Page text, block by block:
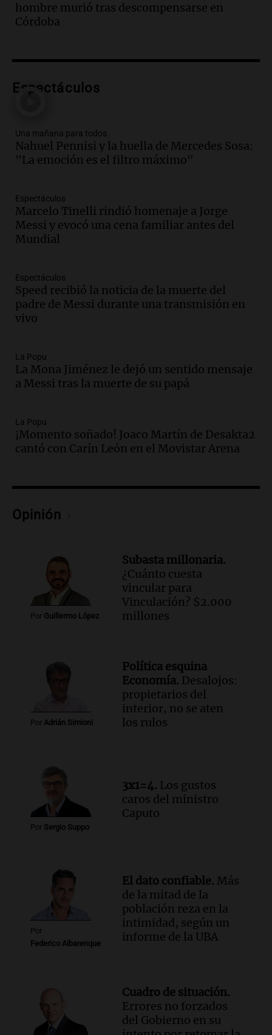
"Tres hombres se lo llevaron para
Episodios
metros del río Suquía y retiraron hasta
Episodios
Audio.La historia de la servilleta que
firmó Jorge Messi para el primer
Episodios
Audio.Joan Gaspart: "Sin Jorge, no sé si
Messi hubiera llegado adonde llegó"
Audio.El orgullo y el sueño argentino de
Jorge Messi en una entrevista con Rony
Vargas en 2007
Audio.El abuelo de Agostina Vega, tras
las nuevas detenciones: "En esa casa
Episodios
Audio.Una nutricionista derribó el mito
del desayuno ideal: qué alimentos
Episodios
Audio.Mateo, a los 25 años, lucha
contra el tiempo: necesita un trasplante
para poder seguir viviend
Estiman que la inflación nacional
de julio será menor al 2,9% registrado
en CABA
Una mañana para todos
Episodios
Una mañana para todos
Episodios
Audio.Chile planteó mejorar la
conectividad fronteriza, aérea y digital
con Jujuy
hombre murió tras descompensarse en
Córdoba
Espectáculos
Una mañana para todos
Nahuel Pennisi y la huella de Mercedes Sosa:
"La emoción es el filtro máximo"
Espectáculos
Marcelo Tinelli rindió homenaje a Jorge
Messi y evocó una cena familiar antes del
Mundial
Espectáculos
Speed recibió la noticia de la muerte del
padre de Messi durante una transmisión en
vivo
La Popu
La Mona Jiménez le dejó un sentido mensaje
a Messi tras la muerte de su papá
La Popu
¡Momento soñado! Joaco Martín de Desakta2
cantó con Carín León en el Movistar Arena
Opinión
Por Guillermo López
Subasta millonaria.
¿Cuánto cuesta
vincular para
Vinculación? $2.000
millones
Por Adrián Simioni
Política esquina
Economía. Desalojos:
propietarios del
interior, no se aten
los rulos
Por Sergio Suppo
3x1=4. Los gustos
caros del ministro
Caputo
Por
Federico Albarenque
El dato confiable. Más
de la mitad de la
población reza en la
intimidad, según un
informe de la UBA
Cuadro de situación.
Errores no forzados
del Gobierno en su